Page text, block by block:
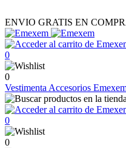
ENVIO GRATIS EN
0
0
Vestimenta Accesorios
0
0